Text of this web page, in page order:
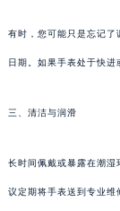
有时，您可能只是忘记了
日期。如果手表处于快进
三、清洁与润滑
长时间佩戴或暴露在潮湿
议定期将手表送到专业维